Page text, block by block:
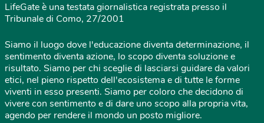
LifeGate è una testata giornalistica registrata presso il
Tribunale di Como, 27/2001
Siamo il luogo dove l'educazione diventa determinazione, il
sentimento diventa azione, lo scopo diventa soluzione e
risultato. Siamo per chi sceglie di lasciarsi guidare da valori
etici, nel pieno rispetto dell'ecosistema e di tutte le forme
viventi in esso presenti. Siamo per coloro che decidono di
vivere con sentimento e di dare uno scopo alla propria vita,
agendo per rendere il mondo un posto migliore.